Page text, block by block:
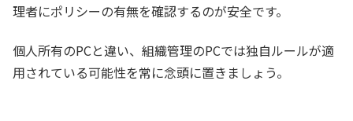
理者にポリシーの有無を確認するのが安全です。
個人所有のPCと違い、組織管理のPCでは独自ルールが適
用されている可能性を常に念頭に置きましょう。